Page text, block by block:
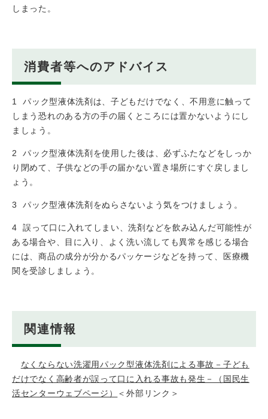
しまった。
消費者等へのアドバイス
1 パック型液体洗剤は、子どもだけでなく、不用意に触って
しまう恐れのある方の手の届くところには置かないようにし
ましょう。
2 パック型液体洗剤を使用した後は、必ずふたなどをしっか
り閉めて、子供などの手の届かない置き場所にすぐ戻しまし
ょう。
3 パック型液体洗剤をぬらさないよう気をつけましょう。
4 誤って口に入れてしまい、洗剤などを飲み込んだ可能性が
ある場合や、目に入り、よく洗い流しても異常を感じる場合
には、商品の成分が分かるパッケージなどを持って、医療機
関を受診しましょう。
関連情報
なくならない洗濯用パック型液体洗剤による事故－子ども
だけでなく高齢者が誤って口に入れる事故も発生－（国民生
活センターウェブページ）
＜外部リンク＞